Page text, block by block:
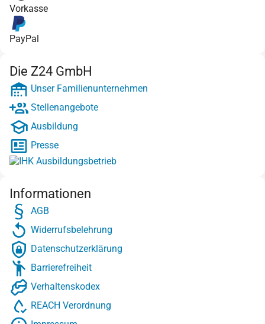
Vorkasse
PayPal
Die Z24 GmbH
Unser Familienunternehmen
Stellenangebote
Ausbildung
Presse
Informationen
AGB
Widerrufsbelehrung
Datenschutzerklärung
Barrierefreiheit
Verhaltenskodex
REACH Verordnung